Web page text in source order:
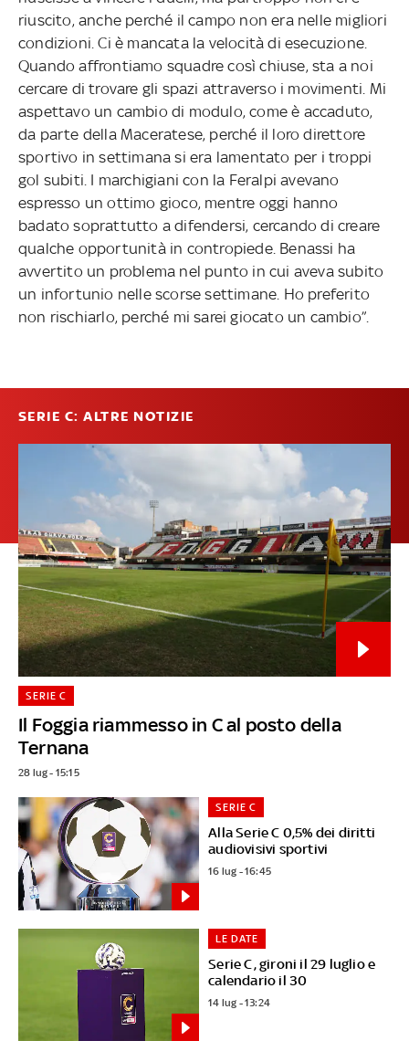
riuscito, anche perché il campo non era nelle migliori
condizioni. Ci è mancata la velocità di esecuzione.
Quando affrontiamo squadre così chiuse, sta a noi
cercare di trovare gli spazi attraverso i movimenti. Mi
aspettavo un cambio di modulo, come è accaduto,
da parte della Maceratese, perché il loro direttore
sportivo in settimana si era lamentato per i troppi
gol subiti. I marchigiani con la Feralpi avevano
espresso un ottimo gioco, mentre oggi hanno
badato soprattutto a difendersi, cercando di creare
qualche opportunità in contropiede. Benassi ha
avvertito un problema nel punto in cui aveva subito
un infortunio nelle scorse settimane. Ho preferito
non rischiarlo, perché mi sarei giocato un cambio”.
SERIE C: ALTRE NOTIZIE
Il Foggia riammesso in C al posto della
Ternana
SERIE C
28 lug - 15:15
Alla Serie C 0,5% dei diritti
audiovisivi sportivi
SERIE C
16 lug - 16:45
Serie C, gironi il 29 luglio e
calendario il 30
LE DATE
14 lug - 13:24